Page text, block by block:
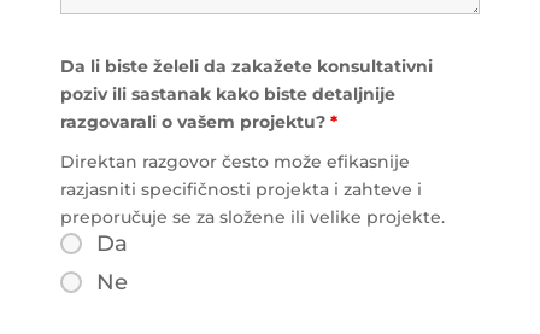
Da li biste želeli da zakažete konsultativni
poziv ili sastanak kako biste detaljnije
razgovarali o vašem projektu? *
Da
Ne
Direktan razgovor često može efikasnije
razjasniti specifičnosti projekta i zahteve i
preporučuje se za složene ili velike projekte.